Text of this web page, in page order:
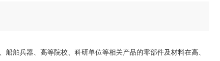
舶兵器、高等院校、科研单位等相关产品的零部件及材料在高、